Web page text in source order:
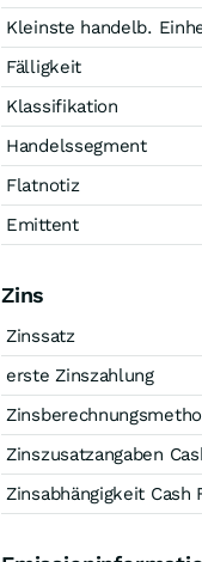
Kleinste handelb.
Fälligkeit
Klassifikation
Handelssegment
Flatnotiz
Emittent
Zins
Zinssatz
erste Zinszahlung
Zinszusatzangaben
Zinsabhängigkeit Cash